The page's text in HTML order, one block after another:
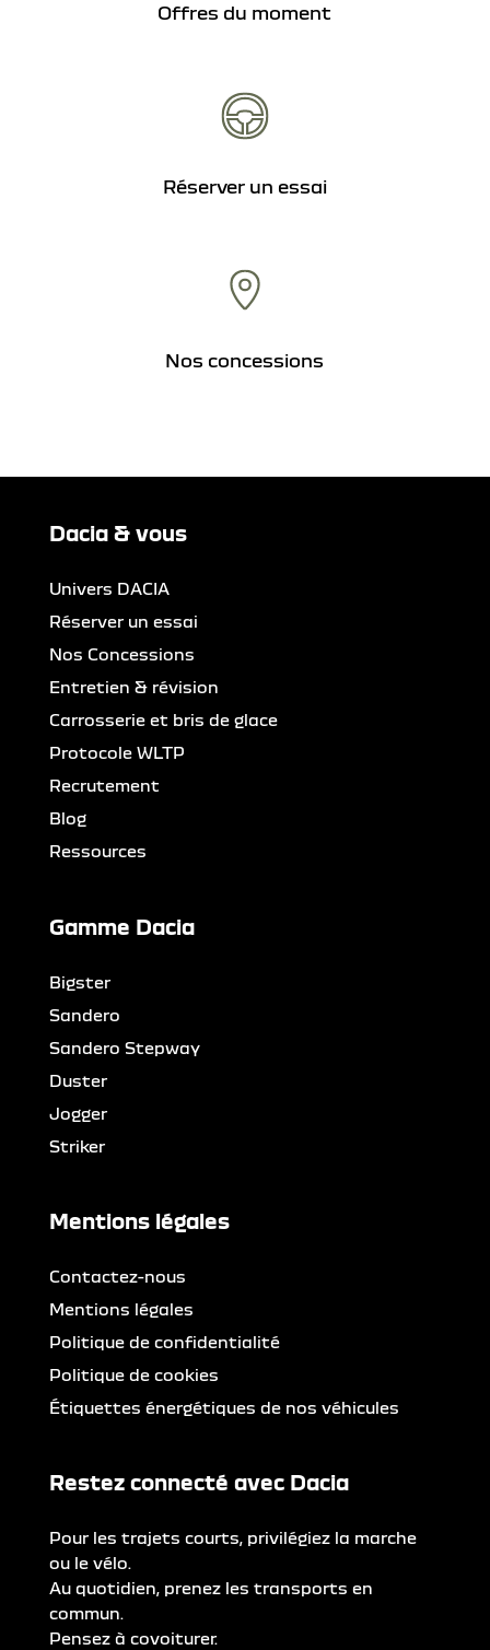
Offres du moment
Réserver un essai
Nos concessions
Dacia & vous
Univers DACIA
Réserver un essai
Nos Concessions
Entretien & révision
Carrosserie et bris de glace
Protocole WLTP
Recrutement
Blog
Ressources
Gamme Dacia
Bigster
Sandero
Sandero Stepway
Duster
Jogger
Striker
Mentions légales
Contactez-nous
Mentions légales
Politique de confidentialité
Politique de cookies
Étiquettes énergétiques de nos véhicules
Restez connecté avec Dacia
Pour les trajets courts, privilégiez la marche
ou le vélo.
Au quotidien, prenez les transports en
commun.
Pensez à covoiturer.